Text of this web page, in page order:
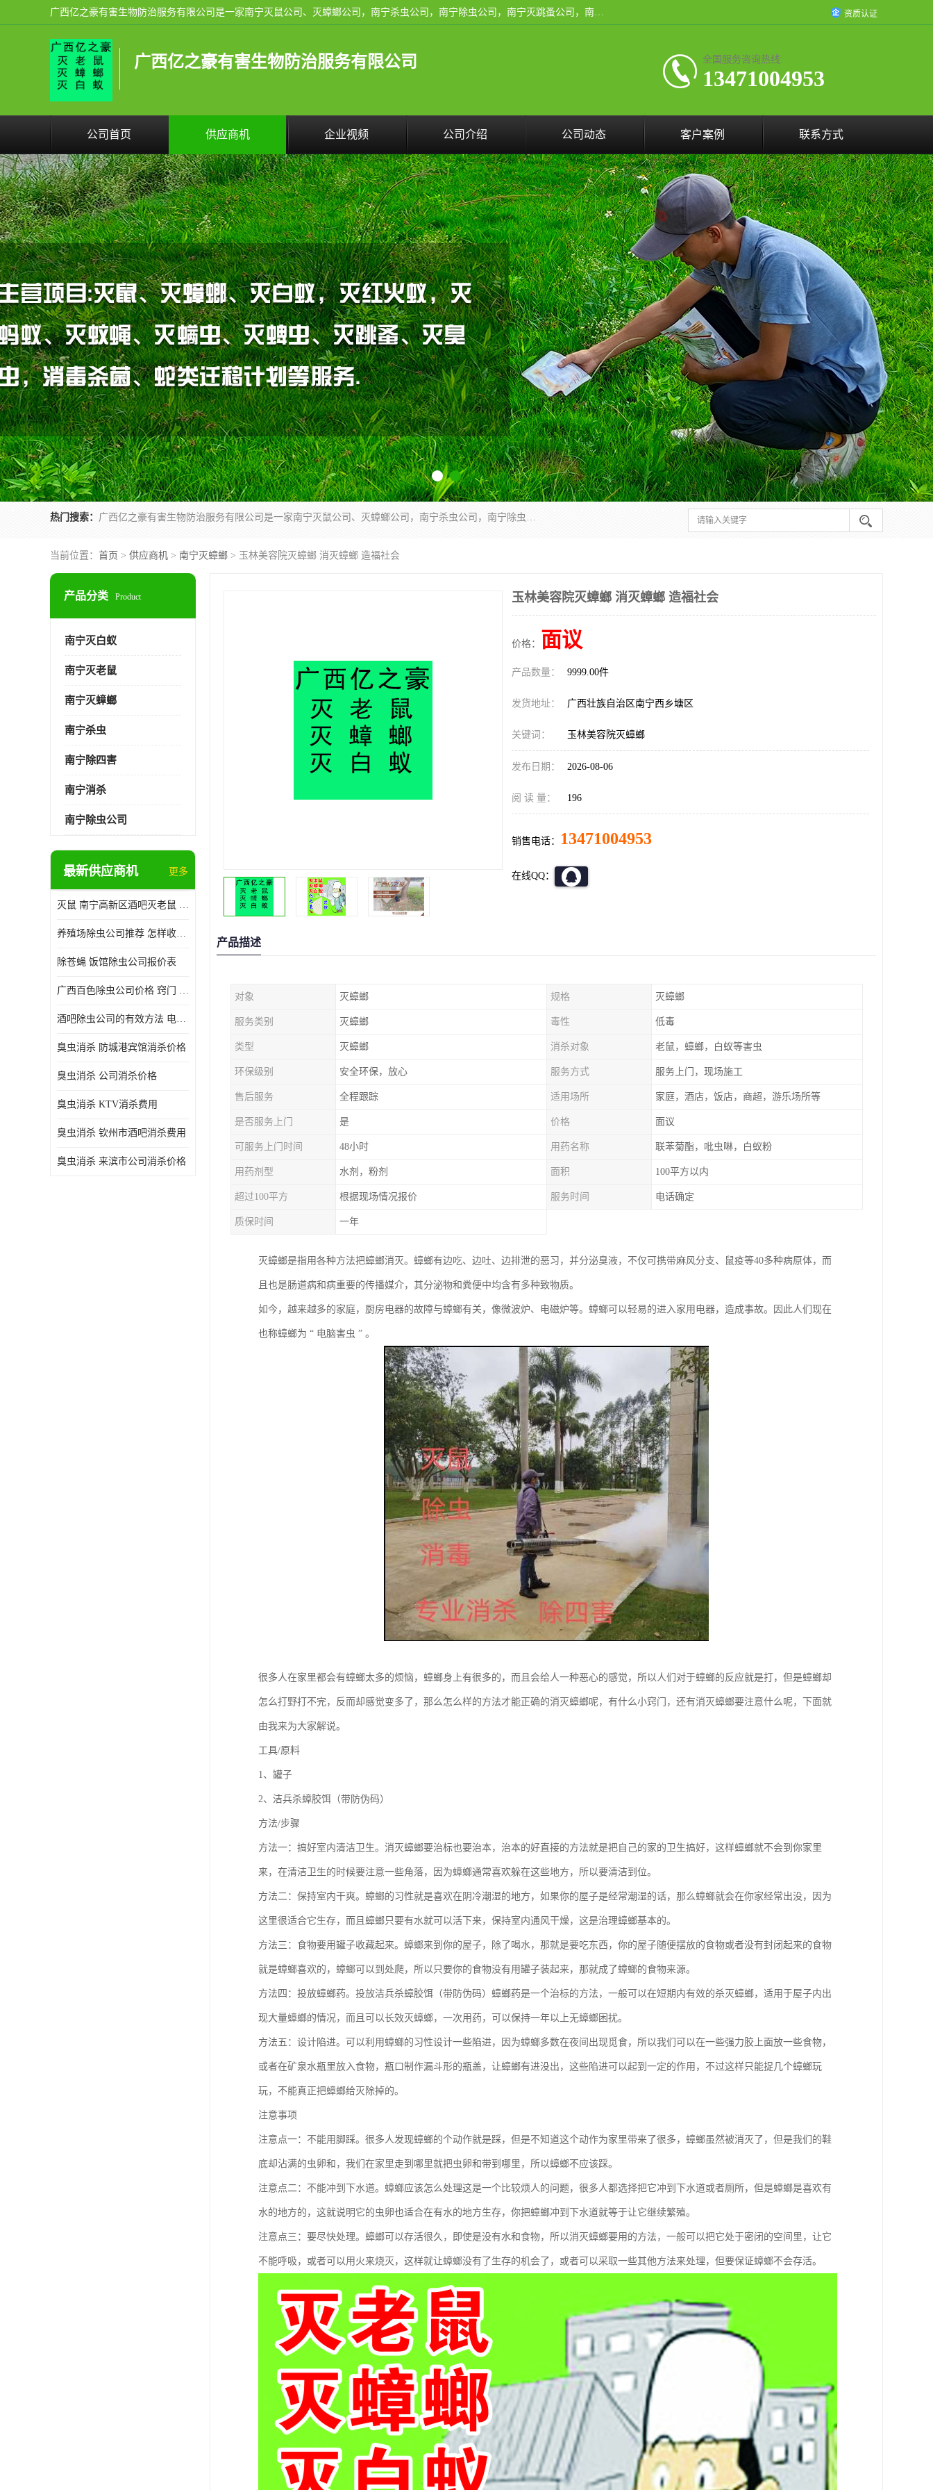
广西亿之豪有害生物防治服务有限公司是一家南宁灭鼠公司、灭蟑螂公司，南宁杀虫公司，南宁除虫公司，南宁灭跳蚤公司，南宁灭白蚁公司，南宁除四害公司,广西亿之豪有害生物防治服务有限公司专业灭蟑螂,除臭虫,其他害虫,服务上门,安全环保,售后保障,一次消杀，竭诚为您服务. 资质认证
广西亿之豪有害生物防治服务有限公司 全国服务咨询热线:
13471004953
公司首页 供应商机 企业视频 公司介绍 公司动态 客户案例 联系方式
热门搜索： 广西亿之豪有害生物防治服务有限公司是一家南宁灭鼠公司、灭蟑螂公司，南宁杀虫公司，南宁除虫公司，南宁灭跳蚤公司，南宁灭白蚁公司，南宁除四害公司,广西亿之豪有害生物防治服务有限公司专业灭蟑螂,除臭虫,其他害虫,服务上门,安全环保,售后保障,一次消杀，竭诚为您服务.
当前位置： 首页 > 供应商机 > 南宁灭蟑螂 > 玉林美容院灭蟑螂 消灭蟑螂 造福社会
产品分类 Product
南宁灭白蚁
南宁灭老鼠
南宁灭蟑螂
南宁杀虫
南宁除四害
南宁消杀
南宁除虫公司
最新供应商机 更多
灭鼠 南宁高新区酒吧灭老鼠 诚信经营
养殖场除虫公司推荐 怎样收费 除苍蝇
除苍蝇 饭馆除虫公司报价表
广西百色除虫公司价格 窍门 除蟑螂
酒吧除虫公司的有效方法 电话 除螨虫
臭虫消杀 防城港宾馆消杀价格
臭虫消杀 公司消杀价格
臭虫消杀 KTV消杀费用
臭虫消杀 钦州市酒吧消杀费用
臭虫消杀 来滨市公司消杀价格
玉林美容院灭蟑螂 消灭蟑螂 造福社会
价格： 面议
产品数量： 9999.00件
发货地址： 广西壮族自治区南宁西乡塘区
关键词： 玉林美容院灭蟑螂
发布日期： 2026-08-06
阅 读 量： 196
销售电话： 13471004953
在线QQ：
产品描述
对象 灭蟑螂 规格 灭蟑螂
服务类别 灭蟑螂 毒性 低毒
类型 灭蟑螂 消杀对象 老鼠，蟑螂，白蚁等害虫
环保级别 安全环保，放心 服务方式 服务上门，现场施工
售后服务 全程跟踪 适用场所 家庭，酒店，饭店，商超，游乐场所等
是否服务上门 是 价格 面议
可服务上门时间 48小时 用药名称 联苯菊酯，吡虫啉，白蚁粉
用药剂型 水剂，粉剂 面积 100平方以内
超过100平方 根据现场情况报价 服务时间 电话确定
质保时间 一年
灭蟑螂是指用各种方法把蟑螂消灭。蟑螂有边吃、边吐、边排泄的恶习，并分泌臭液，不仅可携带麻风分支、鼠疫等40多种病原体，而
且也是肠道病和病重要的传播媒介，其分泌物和粪便中均含有多种致物质。
如今，越来越多的家庭，厨房电器的故障与蟑螂有关，像微波炉、电磁炉等。蟑螂可以轻易的进入家用电器，造成事故。因此人们现在
也称蟑螂为 “ 电脑害虫 ” 。
很多人在家里都会有蟑螂太多的烦恼，蟑螂身上有很多的，而且会给人一种恶心的感觉，所以人们对于蟑螂的反应就是打，但是蟑螂却
怎么打野打不完，反而却感觉变多了，那么怎么样的方法才能正确的消灭蟑螂呢，有什么小窍门，还有消灭蟑螂要注意什么呢，下面就
由我来为大家解说。
工具/原料
1、罐子
2、洁兵杀蟑胶饵（带防伪码）
方法/步骤
方法一：搞好室内清洁卫生。消灭蟑螂要治标也要治本，治本的好直接的方法就是把自己的家的卫生搞好，这样蟑螂就不会到你家里
来，在清洁卫生的时候要注意一些角落，因为蟑螂通常喜欢躲在这些地方，所以要清洁到位。
方法二：保持室内干爽。蟑螂的习性就是喜欢在阴冷潮湿的地方，如果你的屋子是经常潮湿的话，那么蟑螂就会在你家经常出没，因为
这里很适合它生存，而且蟑螂只要有水就可以活下来，保持室内通风干燥，这是治理蟑螂基本的。
方法三：食物要用罐子收藏起来。蟑螂来到你的屋子，除了喝水，那就是要吃东西，你的屋子随便摆放的食物或者没有封闭起来的食物
就是蟑螂喜欢的，蟑螂可以到处爬，所以只要你的食物没有用罐子装起来，那就成了蟑螂的食物来源。
方法四：投放蟑螂药。投放洁兵杀蟑胶饵（带防伪码）蟑螂药是一个治标的方法，一般可以在短期内有效的杀灭蟑螂，适用于屋子内出
现大量蟑螂的情况，而且可以长效灭蟑螂，一次用药，可以保持一年以上无蟑螂困扰。
方法五：设计陷进。可以利用蟑螂的习性设计一些陷进，因为蟑螂多数在夜间出现觅食，所以我们可以在一些强力胶上面放一些食物，
或者在矿泉水瓶里放入食物，瓶口制作漏斗形的瓶盖，让蟑螂有进没出，这些陷进可以起到一定的作用，不过这样只能捉几个蟑螂玩
玩，不能真正把蟑螂给灭除掉的。
注意事项
注意点一：不能用脚踩。很多人发现蟑螂的个动作就是踩，但是不知道这个动作为家里带来了很多，蟑螂虽然被消灭了，但是我们的鞋
底却沾满的虫卵和，我们在家里走到哪里就把虫卵和带到哪里，所以蟑螂不应该踩。
注意点二：不能冲到下水道。蟑螂应该怎么处理这是一个比较烦人的问题，很多人都选择把它冲到下水道或者厕所，但是蟑螂是喜欢有
水的地方的，这就说明它的虫卵也适合在有水的地方生存，你把蟑螂冲到下水道就等于让它继续繁殖。
注意点三：要尽快处理。蟑螂可以存活很久，即使是没有水和食物，所以消灭蟑螂要用的方法，一般可以把它处于密闭的空间里，让它
不能呼吸，或者可以用火来烧灭，这样就让蟑螂没有了生存的机会了，或者可以采取一些其他方法来处理，但要保证蟑螂不会存活。